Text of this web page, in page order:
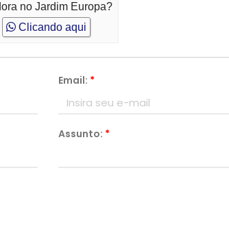
no Jardim Europa?
Clicando aqui
Email: *
Assunto: *